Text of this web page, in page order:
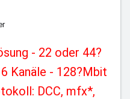
- 22 oder 44?
Kanäle - 128?Mbit
DCC, mfx*,